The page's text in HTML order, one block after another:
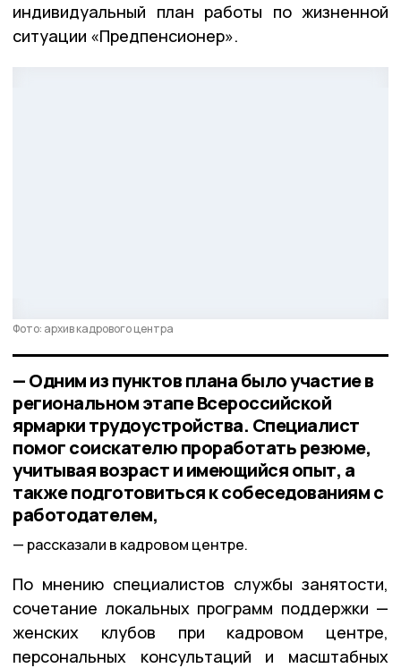
индивидуальный план работы по жизненной
ситуации «Предпенсионер».
Фото: архив кадрового центра
— Одним из пунктов плана было участие в
региональном этапе Всероссийской
ярмарки трудоустройства. Специалист
помог соискателю проработать резюме,
учитывая возраст и имеющийся опыт, а
также подготовиться к собеседованиям с
работодателем,
рассказали в кадровом центре.
По мнению специалистов службы занятости,
сочетание локальных программ поддержки —
женских клубов при кадровом центре,
персональных консультаций и масштабных